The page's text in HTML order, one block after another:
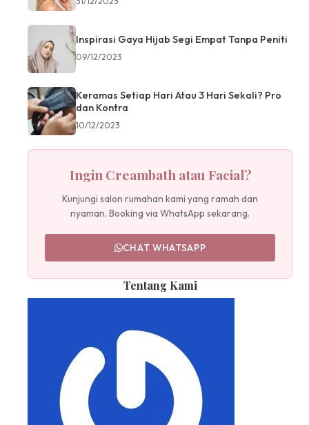
Inspirasi Gaya Hijab Segi Empat Tanpa Peniti
09/12/2023
Keramas Setiap Hari Atau 3 Hari Sekali? Pro
dan Kontra
10/12/2023
Ingin Creambath atau Facial?
Kunjungi salon rumahan kami yang ramah dan
nyaman. Booking via WhatsApp sekarang.
CHAT WHATSAPP
Tentang Kami